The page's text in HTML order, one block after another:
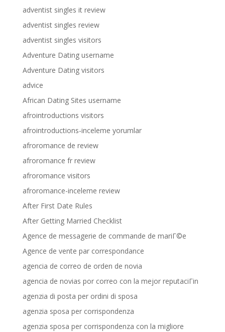
adventist singles it review
adventist singles review
adventist singles visitors
Adventure Dating username
Adventure Dating visitors
advice
African Dating Sites username
afrointroductions visitors
afrointroductions-inceleme yorumlar
afroromance de review
afroromance fr review
afroromance visitors
afroromance-inceleme review
After First Date Rules
After Getting Married Checklist
Agence de messagerie de commande de mariГ©e
Agence de vente par correspondance
agencia de correo de orden de novia
agencia de novias por correo con la mejor reputaciГіn
agenzia di posta per ordini di sposa
agenzia sposa per corrispondenza
agenzia sposa per corrispondenza con la migliore